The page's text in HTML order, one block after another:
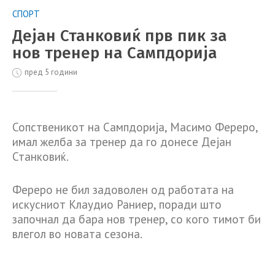
СПОРТ
Дејан Станковиќ прв пик за
нов тренер на Сампдорија
пред 5 години
Сопственикот на Сампдорија, Масимо Фереро,
имал желба за тренер да го донесе Дејан
Станковиќ.
Фереро не бил задоволен од работата на
искусниот Клаудио Раниер, поради што
започнал да бара нов тренер, со кого тимот би
влегол во новата сезона.